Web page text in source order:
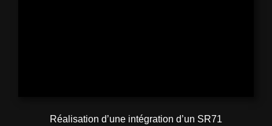
Réalisation d’une intégration d’un SR71